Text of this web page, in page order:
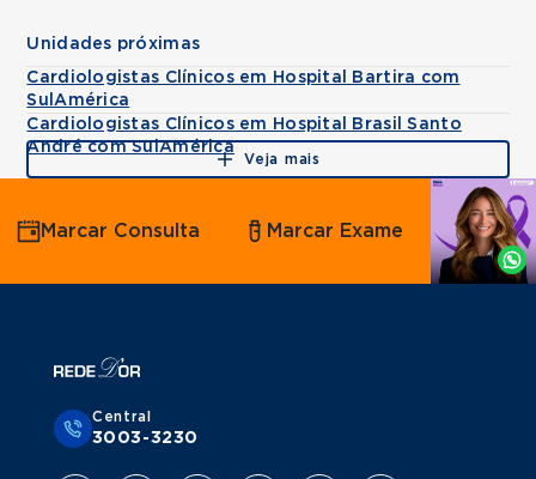
Unidades próximas
Cardiologistas Clínicos em Hospital Bartira com
SulAmérica
Cardiologistas Clínicos em Hospital Brasil Santo
André com SulAmérica
Veja mais
Agende
por
Whatsapp
Marcar Consulta Marcar Exame
Central
3003-3230